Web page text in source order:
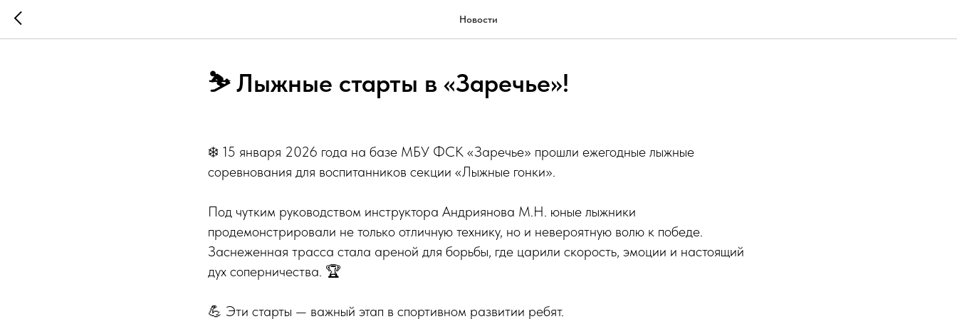
Новости
⛷️ Лыжные старты в «Заречье»!
❄️ 15 января 2026 года на базе МБУ ФСК «Заречье» прошли ежегодные лыжные
соревнования для воспитанников секции «Лыжные гонки».
Под чутким руководством инструктора Андриянова М.Н. юные лыжники
продемонстрировали не только отличную технику, но и невероятную волю к победе.
Заснеженная трасса стала ареной для борьбы, где царили скорость, эмоции и настоящий
дух соперничества. 🏆
💪 Эти старты — важный этап в спортивном развитии ребят.